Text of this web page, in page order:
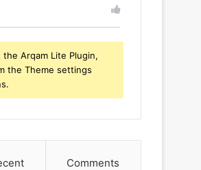
Arqam Lite Plugin,
the Theme settings
Comments